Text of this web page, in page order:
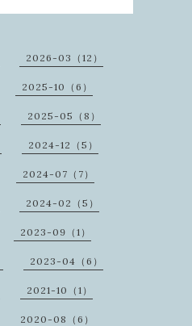
2026-03（12）
2025-10（6）
2025-05（8）
2024-12（5）
2024-07（7）
2024-02（5）
2023-09（1）
2023-04（6）
2021-10（1）
2020-08（6）